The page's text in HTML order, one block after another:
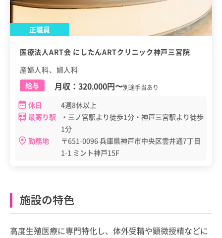
正職員
医療法人ART会 にしたんARTクリニック神戸三宮院
産婦人科、婦人科
給与
月収： 320,000円〜別途手当あり
休日
4週8休以上
最寄り駅
・三ノ宮駅より徒歩1分・神戸三宮駅より徒歩
1分
勤務地
〒651-0096 兵庫県神戸市中央区雲井通7丁目
1-1 ミント神戸15F
施設の特色
高度生殖医療に専門特化し、体外受精や顕微授精などに